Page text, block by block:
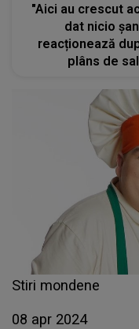
"Aici au crescut
dat nicio
reacționează
plâns de
Stiri mondene
08 apr 2024